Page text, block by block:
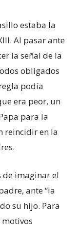
estaba la
Al pasar ante
la señal de la
obligados
podía
era peor, un
para la
reincidir en la
de imaginar el
ante “la
su hijo. Para
motivos